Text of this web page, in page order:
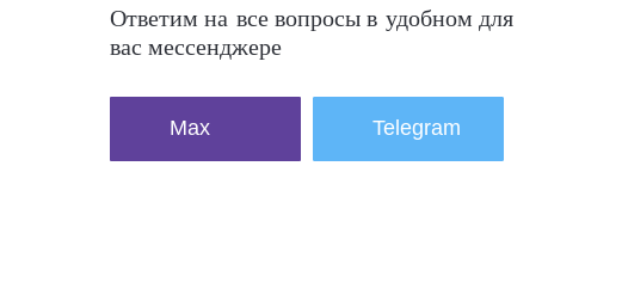
Ответим на все вопросы в удобном для
вас мессенджере
Max Telegram